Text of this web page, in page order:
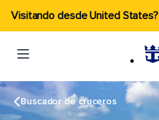
Visitando desde United States?
Buscador de cruceros